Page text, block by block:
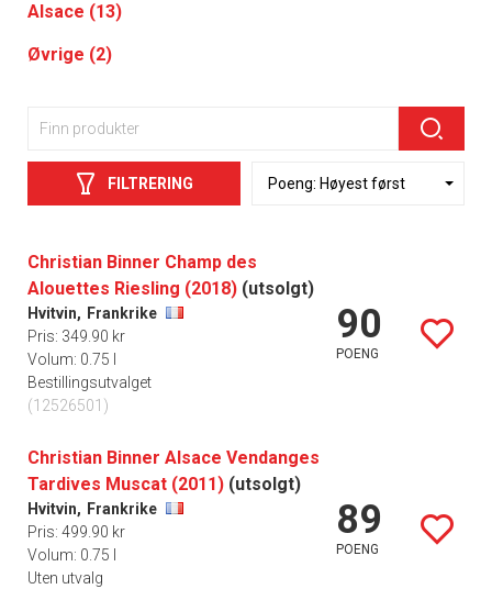
Alsace (13)
Øvrige (2)
FILTRERING
Christian Binner Champ des
Alouettes Riesling (2018) (utsolgt)
Hvitvin, Frankrike
Pris: 349.90 kr
Volum: 0.75 l
Bestillingsutvalget
(12526501)
90
POENG
Christian Binner Alsace Vendanges
Tardives Muscat (2011) (utsolgt)
Hvitvin, Frankrike
Pris: 499.90 kr
Volum: 0.75 l
Uten utvalg
89
POENG